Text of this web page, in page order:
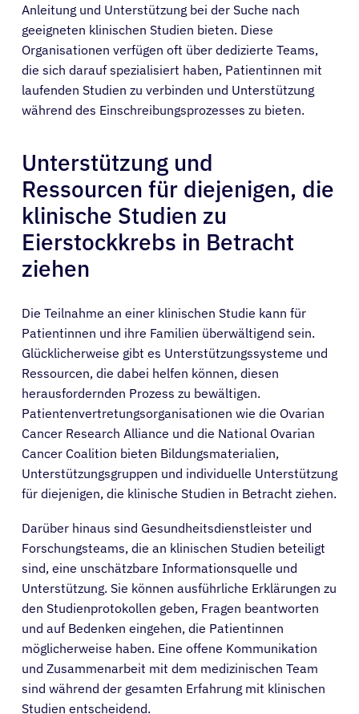
Anleitung und Unterstützung bei der Suche nach
geeigneten klinischen Studien bieten. Diese
Organisationen verfügen oft über dedizierte Teams,
die sich darauf spezialisiert haben, Patientinnen mit
laufenden Studien zu verbinden und Unterstützung
während des Einschreibungsprozesses zu bieten.
Unterstützung und
Ressourcen für diejenigen, die
klinische Studien zu
Eierstockkrebs in Betracht
ziehen
Die Teilnahme an einer klinischen Studie kann für
Patientinnen und ihre Familien überwältigend sein.
Glücklicherweise gibt es Unterstützungssysteme und
Ressourcen, die dabei helfen können, diesen
herausfordernden Prozess zu bewältigen.
Patientenvertretungsorganisationen wie die Ovarian
Cancer Research Alliance und die National Ovarian
Cancer Coalition bieten Bildungsmaterialien,
Unterstützungsgruppen und individuelle Unterstützung
für diejenigen, die klinische Studien in Betracht ziehen.
Darüber hinaus sind Gesundheitsdienstleister und
Forschungsteams, die an klinischen Studien beteiligt
sind, eine unschätzbare Informationsquelle und
Unterstützung. Sie können ausführliche Erklärungen zu
den Studienprotokollen geben, Fragen beantworten
und auf Bedenken eingehen, die Patientinnen
möglicherweise haben. Eine offene Kommunikation
und Zusammenarbeit mit dem medizinischen Team
sind während der gesamten Erfahrung mit klinischen
Studien entscheidend.